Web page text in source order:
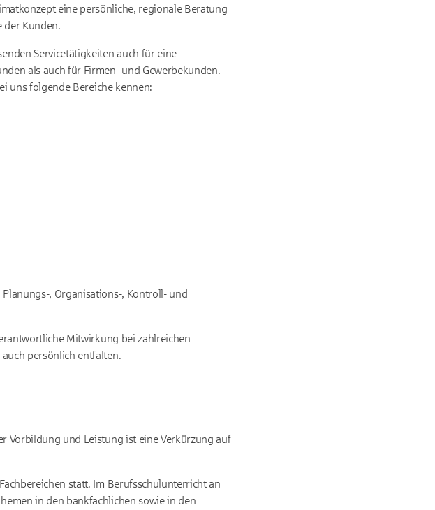
eine persönliche, regionale Beratung
der Kunden.
Servicetätigkeiten auch für eine
als auch für Firmen- und Gewerbekunden.
uns folgende Bereiche kennen:
, Organisations-, Kontroll- und
Mitwirkung bei zahlreichen
persönlich entfalten.
Vorbildung und Leistung ist eine Verkürzung auf
statt. Im Berufsschulunterricht an
in den bankfachlichen sowie in den